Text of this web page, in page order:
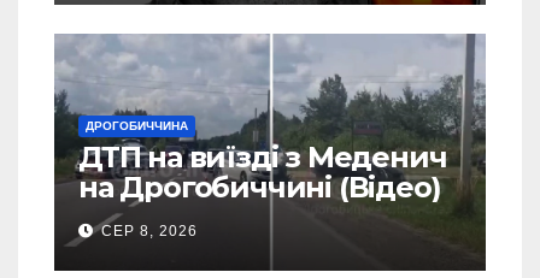
ДРОГОБИЧЧИНА
ДТП на виїзді з Меденич
на Дрогобиччині (Відео)
СЕР 8, 2026